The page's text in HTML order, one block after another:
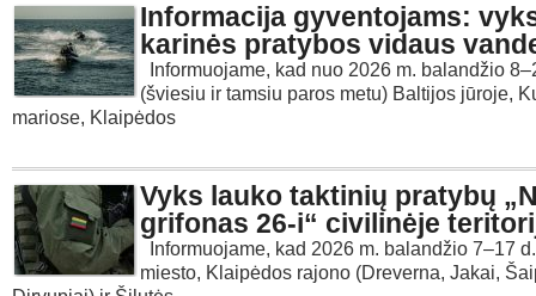
Informacija gyventojams:
karinės pratybos vidaus
Informuojame, kad nuo 2026 m. balandžio
(šviesiu ir tamsiu paros metu) Baltijos jūroje,
mariose, Klaipėdos
Vyks lauko taktinių pratybų
grifonas 26-i“ civilinėje
Informuojame, kad 2026 m. balandžio 7–17
miesto, Klaipėdos rajono (Dreverna, Jakai,